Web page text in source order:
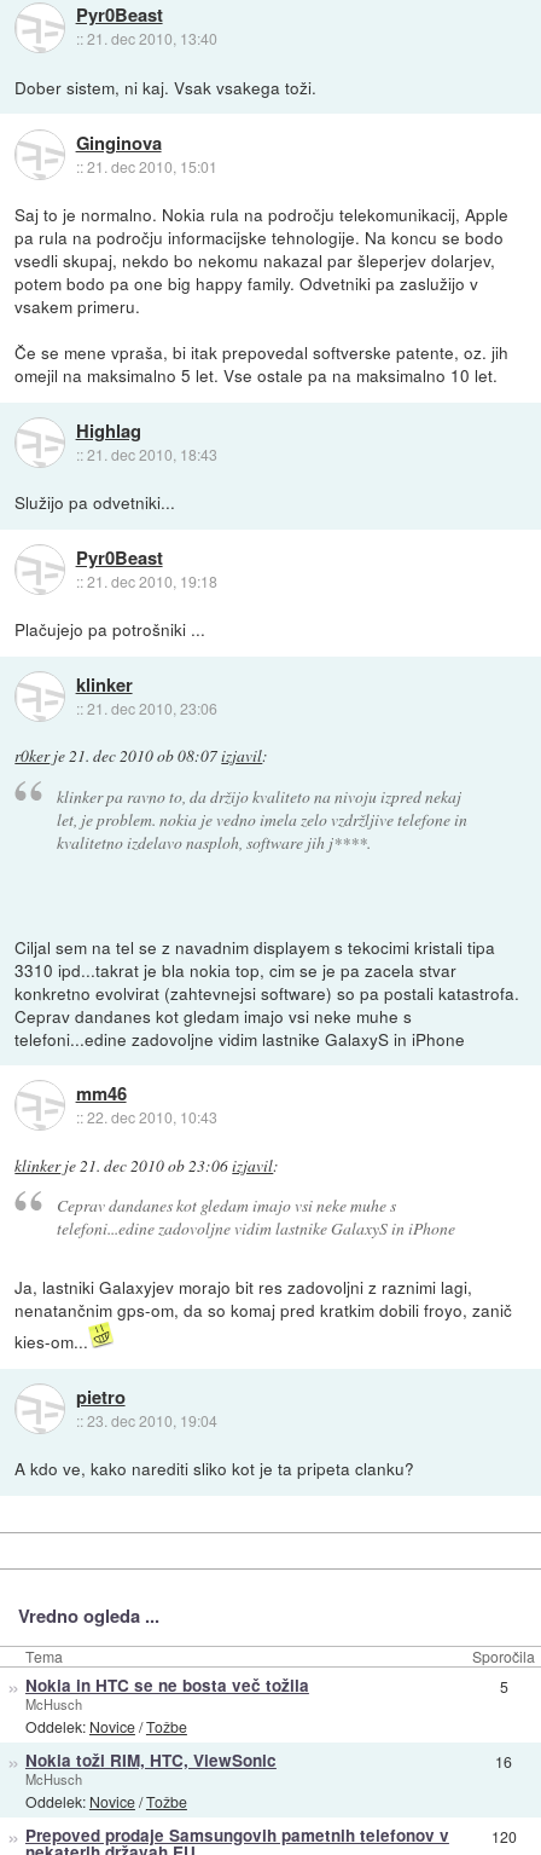
Pyr0Beast
::21. dec 2010, 13:40
Dober sistem, ni kaj. Vsak vsakega toži.
Ginginova
::21. dec 2010, 15:01
Saj to je normalno. Nokia rula na področju telekomunikacij, Apple
pa rula na področju informacijske tehnologije. Na koncu se bodo
vsedli skupaj, nekdo bo nekomu nakazal par šleperjev dolarjev,
potem bodo pa one big happy family. Odvetniki pa zaslužijo v
vsakem primeru.
Če se mene vpraša, bi itak prepovedal softverske patente, oz. jih
omejil na maksimalno 5 let. Vse ostale pa na maksimalno 10 let.
Highlag
::21. dec 2010, 18:43
Služijo pa odvetniki...
Pyr0Beast
::21. dec 2010, 19:18
Plačujejo pa potrošniki ...
klinker
::21. dec 2010, 23:06
r0kerje21. dec 2010 ob 08:07izjavil:
klinker pa ravno to, da držijo kvaliteto na nivoju izpred nekaj
let, je problem. nokia je vedno imela zelo vzdržljive telefone in
kvalitetno izdelavo nasploh, software jih j****.
Ciljal sem na tel se z navadnim displayem s tekocimi kristali tipa
3310 ipd...takrat je bla nokia top, cim se je pa zacela stvar
konkretno evolvirat (zahtevnejsi software) so pa postali katastrofa.
Ceprav dandanes kot gledam imajo vsi neke muhe s
telefoni...edine zadovoljne vidim lastnike GalaxyS in iPhone
mm46
::22. dec 2010, 10:43
klinkerje21. dec 2010 ob 23:06izjavil:
Ceprav dandanes kot gledam imajo vsi neke muhe s
telefoni...edine zadovoljne vidim lastnike GalaxyS in iPhone
Ja, lastniki Galaxyjev morajo bit res zadovoljni z raznimi lagi,
nenatančnim gps-om, da so komaj pred kratkim dobili froyo, zanič
kies-om...
pietro
::23. dec 2010, 19:04
A kdo ve, kako narediti sliko kot je ta pripeta clanku?
Vredno ogleda ...
Tema Sporočila
» Nokia in HTC se ne bosta več tožila
McHusch
Oddelek: Novice/Tožbe
5
» Nokia toži RIM, HTC, ViewSonic
McHusch
Oddelek: Novice/Tožbe
16
» Prepoved prodaje Samsungovih pametnih telefonov v 120